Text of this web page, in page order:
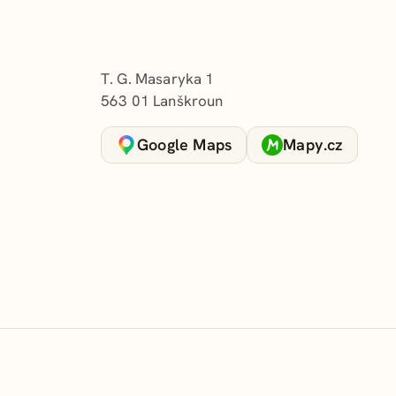
Adresa a kontakt
T. G. Masaryka 1
563 01 Lanškroun
Google Maps Mapy.cz